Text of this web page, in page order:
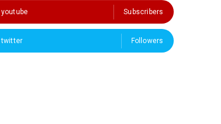
youtube Subscribers
twitter Followers